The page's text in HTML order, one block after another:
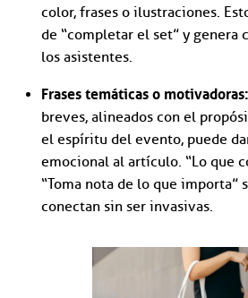
color, frases o ilustraciones.
de “completar el set” y genera
los asistentes.
Frases temáticas o motivadoras:
breves, alineados con el
el espíritu del evento, puede
emocional al artículo. “Lo que
“Toma nota de lo que importa”
conectan sin ser invasivas.